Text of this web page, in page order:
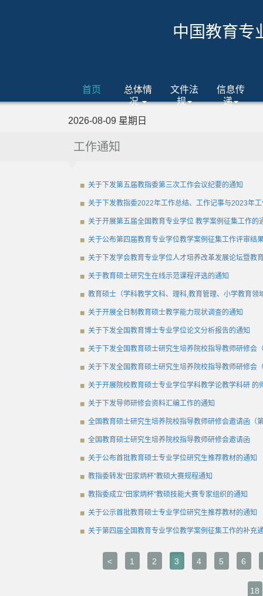
中国教育专
首页
总体情
况
文件法
规
信息传
递
2026-08-09 星期日
工作通知
关于下发第五届教指委第三次工作会议纪要的通知
关于下发教指委2022年工作总结、工作记事与2023年
关于开展第五届全国教育专业学位 教学案例征集工作的
关于公布第四届教育专业学位教学案例征集工作评审结
关于下发学会教育专业学位人才培养改革发展论坛暨教
关于教育硕士研究生在线示范课程评选的通知
教育硕士（学科教学文科、理科,教育管理、小学教育领
关于开展全日制教育硕士教学能力现状调查的通知
关于下发全国教育博士专业学位论文分析报告的通知
关于下发全国教育硕士研究生培养院校指导教师研修会
关于下发全国教育硕士研究生培养院校指导教师研修会
关于开展院校教育硕士专业学位学科教学论教学科研 的
关于下发导师研修会资料汇编工作的通知
全国教育硕士研究生培养院校指导教师研修会邀请函（
全国教育硕士研究生培养院校指导教师研修会邀请函
关于公布首批教育硕士专业学位研究生推荐教材的通知
教指委转发“田家炳杯”教硕大赛规程通知
教指委成立“田家炳杯”教硕技能大赛专家组织的通知
关于公示首批教育硕士专业学位研究生推荐教材的通知
关于第四届全国教育专业学位教学案例征集工作的补充
< 1 2 3 4 5 6
18